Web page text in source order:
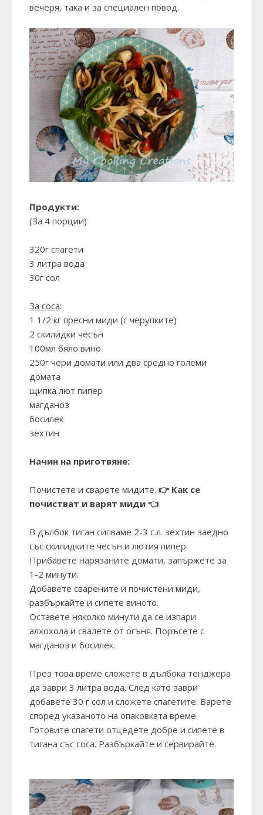
вечеря, така и за специален повод.
Продукти:
(За 4 порции)
320г спагети
3 литра вода
30г сол
За соса:
1 1/2 кг пресни миди (с черупките)
2 скилидки чесън
100мл бяло вино
250г чери домати или два средно големи
домата
щипка лют пипер
магданоз
босилек
зехтин
Начин на приготвяне:
Почистете и сварете мидите. 👉 Как се
почистват и варят миди 👈
В дълбок тиган сипваме 2-3 с.л. зехтин заедно
със скилидките чесън и лютия пипер.
Прибавете нарязаните домати, запържете за
1-2 минути.
Добавете сварените и почистени миди,
разбъркайте и сипете виното.
Оставете няколко минути да се изпари
алхохола и свалете от огъня. Поръсете с
магданоз и босилек.
През това време сложете в дълбока тенджера
да заври 3 литра вода. След като заври
добавете 30 г сол и сложете спагетите. Варете
според указаното на опаковката време.
Готовите спагети отцедете добре и сипете в
тигана със соса. Разбъркайте и сервирайте.